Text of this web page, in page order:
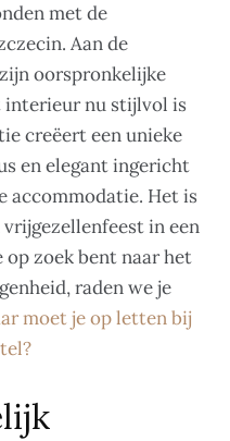
met de
Aan de
oorspronkelijke
nu stijlvol is
creëert een unieke
en elegant ingericht
accommodatie. Het is
in een
op zoek bent naar het
raden we je
moet je op letten bij